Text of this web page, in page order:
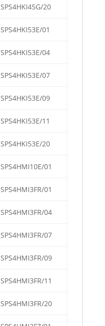
SPS4HKI45G/20
SPS4HKI53E/01
SPS4HKI53E/04
SPS4HKI53E/07
SPS4HKI53E/09
SPS4HKI53E/11
SPS4HKI53E/20
SPS4HMI10E/01
SPS4HMI3FR/01
SPS4HMI3FR/04
SPS4HMI3FR/07
SPS4HMI3FR/09
SPS4HMI3FR/11
SPS4HMI3FR/20